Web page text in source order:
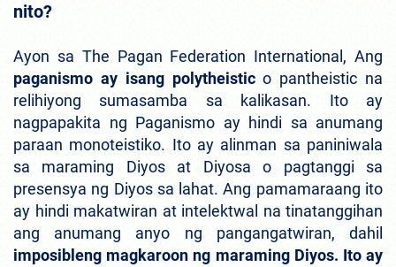
nito?
Ayon sa The Pagan Federation International, Ang
paganismo ay isang polytheistico pantheistic na
relihiyong sumasamba sa kalikasan. Ito ay
nagpapakita ng Paganismo ay hindi sa anumang
paraan monoteistiko. Ito ay alinman sa paniniwala
sa maraming Diyos at Diyosa o pagtanggi sa
presensya ng Diyos sa lahat. Ang pamamaraang ito
ay hindi makatwiran at intelektwal na tinatanggihan
ang anumang anyo ng pangangatwiran, dahil
imposibleng magkaroon ng maraming Diyos. Ito ay